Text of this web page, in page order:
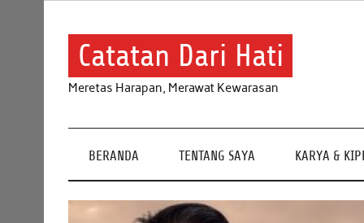
Catatan Dari Hati
Meretas Harapan, Merawat Kewarasan
BERANDA TENTANG SAYA KARYA &